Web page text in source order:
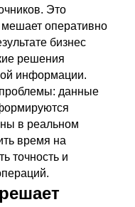
Это
оперативно
бизнес
решения
информации.
данные
в реальном
время на
точность и